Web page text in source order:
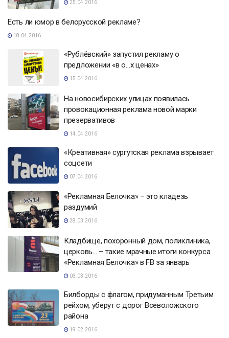
25.04.2016
Есть ли юмор в белорусской рекламе?
18.04.2016
«Рублёвский» запустил рекламу о
предложении «в о…х ценах»
15.04.2016
На новосибирских улицах появилась
провокационная реклама новой марки
презервативов
14.04.2016
«Креативная» сургутская реклама взрывает
соцсети
07.04.2016
«Рекламная Белочка» – это кладезь
раздумий
28.03.2016
Кладбище, похоронный дом, поликлиника,
церковь… – такие мрачные итоги конкурса
«Рекламная Белочка» в FB за январь
03.03.2016
Билборды с флагом, придуманным Третьим
рейхом, уберут с дорог Всеволожского
района
19.02.2016